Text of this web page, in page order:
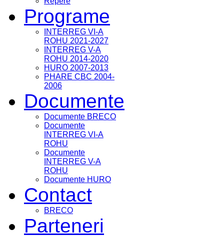
Programe
INTERREG VI-A
ROHU 2021-2027
INTERREG V-A
ROHU 2014-2020
HURO 2007-2013
PHARE CBC 2004-
2006
Documente
Documente BRECO
Documente
INTERREG VI-A
ROHU
Documente
INTERREG V-A
ROHU
Documente HURO
Contact
BRECO
Parteneri